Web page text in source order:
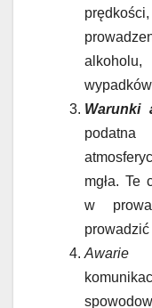
Warunki
mgła. Te
w
prowadzić
Awarie